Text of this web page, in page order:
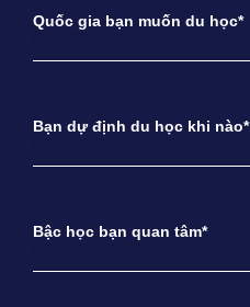
Quốc gia bạn muốn du học*
Bạn dự định du học khi nào*
Bậc học bạn quan tâm*